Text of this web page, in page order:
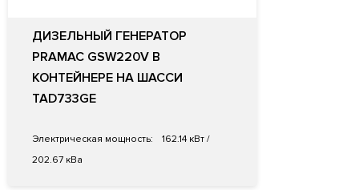
ДИЗЕЛЬНЫЙ ГЕНЕРАТОР
PRAMAC GSW220V В
КОНТЕЙНЕРЕ НА ШАССИ
TAD733GE
Электрическая мощность:
162.14 кВт /
202.67 кВа